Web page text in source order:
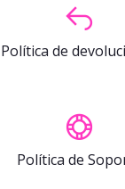
Política de
Política de